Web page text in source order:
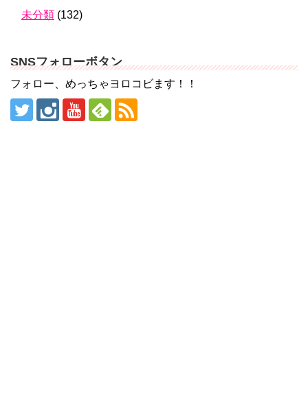
未分類 (132)
SNSフォローボタン
フォロー、めっちゃヨロコビます！！